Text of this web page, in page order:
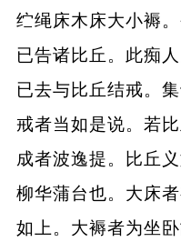
纻绳床木床大小褥
已告诸比丘。此痴
已去与比丘结戒。
戒者当如是说。若
成者波逸提。比丘
柳华蒲台也。大床
如上。大褥者为坐